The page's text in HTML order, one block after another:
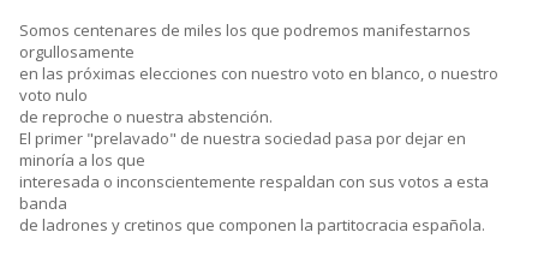
Somos centenares de miles los que podremos manifestarnos
orgullosamente
en las próximas elecciones con nuestro voto en blanco, o nuestro
voto nulo
de reproche o nuestra abstención.
El primer "prelavado" de nuestra sociedad pasa por dejar en
minoría a los que
interesada o inconscientemente respaldan con sus votos a esta
banda
de ladrones y cretinos que componen la partitocracia española.